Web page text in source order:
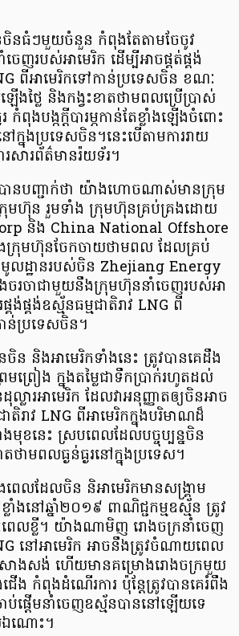
ចិន​ធំ​ៗ​មួយ​ចំនួន កំពុង​តែ​តាម​ចែចូវ​
ញ​របស់​អា​មេ​រិ​ក ដើម្បី​អាច​ផ្គត់ផ្គង់​
ពី​អា​មេ​រិ​ក​ទៅ​កាន់​ប្រទេស​ចិន ខណៈ​
ើងថ្លៃ និង​កង្វះខាត​ថាមពល​ប្រើប្រាស់​
កំពុង​បង្កក្ដី​បារម្ភ​កាន់តែ​ខ្លាំង​ឡើង​ចំពោះ​
ក្នុង​ប្រទេស​ចិន​។​នេះ​បើ​តាម​ការ​រាយ
សារព័ត៌មាន​រ៉​យ​ទ័​រ​។
ាន​បញ្ជាក់​ថា យ៉ាង​ហោច​ណាស់​មាន​ក្រុម
ហ៊ុន រួម​ទាំង ក្រុមហ៊ុន​គ្រប់គ្រង​ដោយ​
និង China National Offshore
រុមហ៊ុន​ចែកចាយ​ថាមពល ដែល​គ្រប់
លដ្ឋាន​របស់​ចិន Zhejiang Energy
ង​ចរចា​ជាមួយនឹង​ក្រុមហ៊ុននាំចេញ​របស់​អា​
ង់​ផ្គង់​ឧស្ម័ន​ធម្មជាតិ​រាវ LNG ពី​
ន់​ប្រទេស​ចិន​។
ចិន និង​អា​មេ​រិ​ក​ទាំងនេះ ត្រូវ​បាន​គេ​ដឹង​
មព្រៀង ក្នុង​តម្លៃ​ជា​ទឹកប្រាក់​រហូត​ដល់​
លារ​អា​មេ​រិ​ក ដែល​វា​អនុញ្ញាត​ឲ្យ​ចិន​អាច​
តិ​រាវ LNG ពី​អា​មេ​រិ​ក​ក្នុង​បរិមាណ​ដ៏​
ាង​មុខ​នេះ ស្រប​ពេល​ដែល​បច្ចុប្បន្ន​ចិន​
ថាមពល​ធ្ងន់ធ្ងរ​នៅ​ក្នុង​ប្រទេស​។
េល​ដែល​ចិន និ​អា​មេ​រិ​ក​មាន​សង្គ្រាម​
លាំង​នៅ​ឆ្នាំ​២០១៩ ពាណិជ្ជកម្ម​ឧស្ម័ន ត្រូវ​
ពេល​ខ្លី​។ យ៉ាងណាមិញ រោងចក្រ​នាំ​ចេញ​
នៅ​អា​មេ​រិ​ក អាច​នឹង​ត្រូវ​ចំណាយពេល​
បី​សាងសង់ ហើយ​មាន​គម្រោង​រោងចក្រ​មួយ​
ើង កំពុង​ដំណើរការ ប៉ុន្ដែ​ត្រូវ​បាន​គេ​រំពឹង​
ប់ផ្ដើម​នាំ​ចេញ​ឧស្ម័ន​បាន​នៅឡើយ​ទេ
ឯណោះ​។